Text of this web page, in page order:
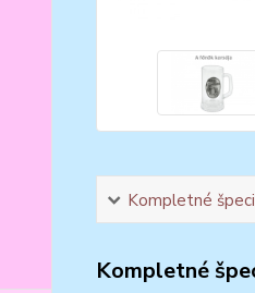
Kompletné
Kompletné